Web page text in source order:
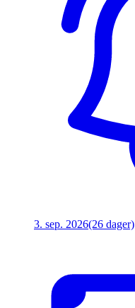
3. sep. 2026(26 dager)